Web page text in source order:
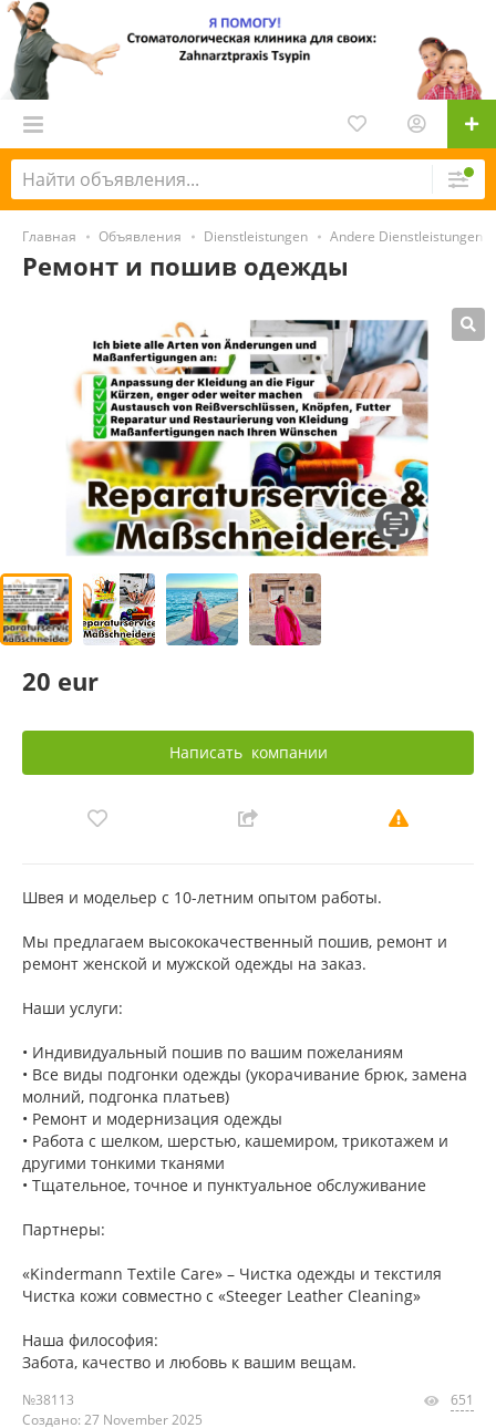
Главная Объявления Dienstleistungen Andere Dienstleistungen
Ремонт и пошив одежды
20 eur
Написать компании
Швея и модельер с 10-летним опытом работы.
Мы предлагаем высококачественный пошив, ремонт и
ремонт женской и мужской одежды на заказ.
Наши услуги:
• Индивидуальный пошив по вашим пожеланиям
• Все виды подгонки одежды (укорачивание брюк, замена
молний, ​​подгонка платьев)
• Ремонт и модернизация одежды
• Работа с шелком, шерстью, кашемиром, трикотажем и
другими тонкими тканями
• Тщательное, точное и пунктуальное обслуживание
Партнеры:
«Kindermann Textile Care» – Чистка одежды и текстиля
Чистка кожи совместно с «Steeger Leather Cleaning»
Наша философия:
Забота, качество и любовь к вашим вещам.
№38113
Создано: 27 November 2025
651